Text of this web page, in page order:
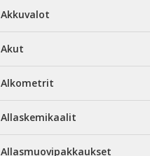
Akkuvalot
Akut
Alkometrit
Allaskemikaalit
Allasmuovipakkaukset